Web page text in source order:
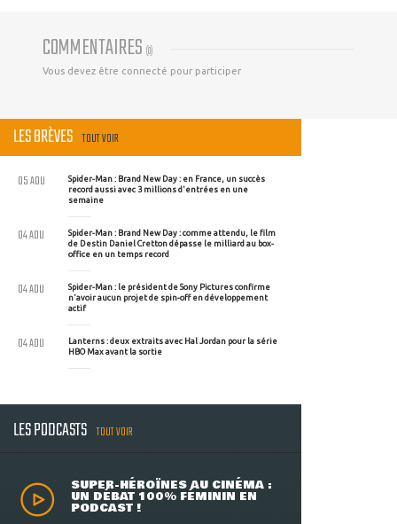
COMMENTAIRES (0)
Vous devez être connecté pour participer
LES BRÈVES TOUT VOIR
Spider-Man : Brand New Day : en France, un succès
record aussi avec 3 millions d'entrées en une
semaine
05 AOU
Spider-Man : Brand New Day : comme attendu, le film
de Destin Daniel Cretton dépasse le milliard au box-
office en un temps record
04 AOU
Spider-Man : le président de Sony Pictures confirme
n'avoir aucun projet de spin-off en développement
actif
04 AOU
Lanterns : deux extraits avec Hal Jordan pour la série
HBO Max avant la sortie
04 AOU
LES PODCASTS TOUT VOIR
SUPER-HÉROÏNES AU CINÉMA :
UN DÉBAT 100% FÉMININ EN
PODCAST !